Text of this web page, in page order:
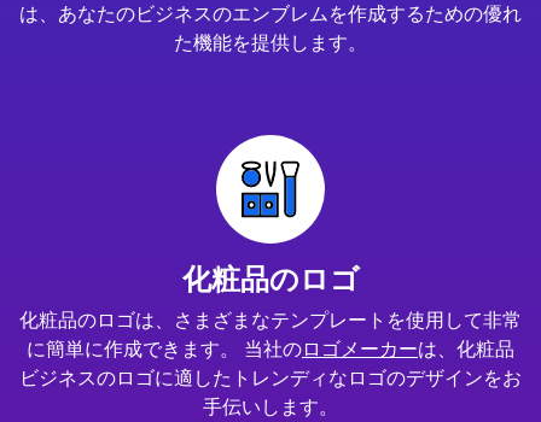
は、あなたのビジネスのエンブレムを作成するための優れ
た機能を提供します。
化粧品のロゴ
化粧品のロゴは、さまざまなテンプレートを使用して非常
に簡単に作成できます。 当社のロゴメーカーは、化粧品
ビジネスのロゴに適したトレンディなロゴのデザインをお
手伝いします。